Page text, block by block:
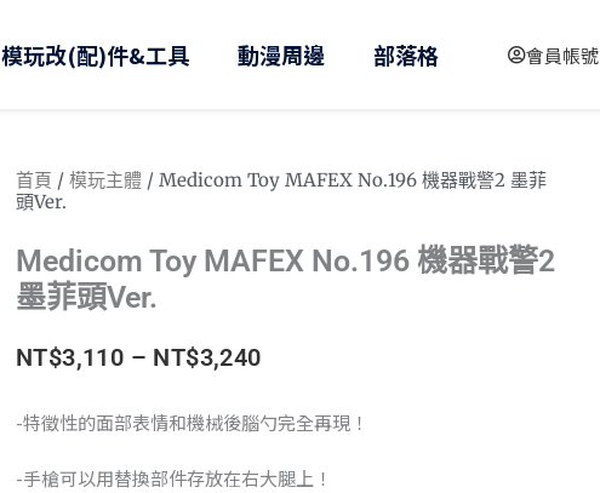
模玩改(配)件&工具 動漫周邊 部落格 會員帳號
首頁 / 模玩主體 / Medicom Toy MAFEX No.196 機器戰警2 墨菲
頭Ver.
Medicom Toy MAFEX No.196 機器戰警2
墨菲頭Ver.
NT$3,110 – NT$3,240價
-特徵性的面部表情和機械後腦勺完全再現！
-手槍可以用替換部件存放在右大腿上！